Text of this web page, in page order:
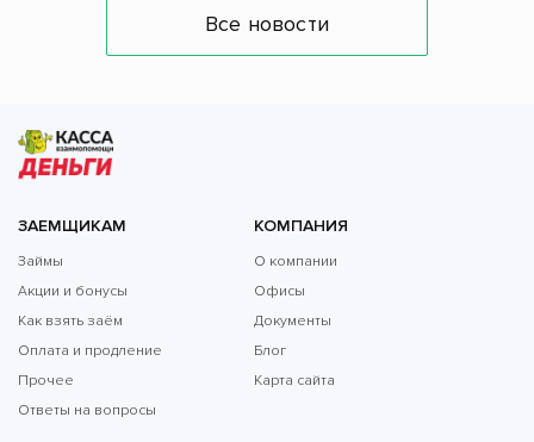
Все новости
ЗАЕМЩИКАМ
Займы
Акции и бонусы
Как взять заём
Оплата и продление
Прочее
Ответы на вопросы
КОМПАНИЯ
О компании
Офисы
Документы
Блог
Карта сайта